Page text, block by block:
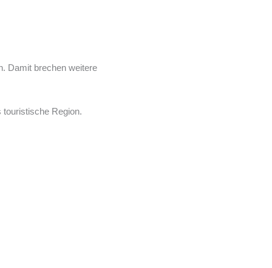
Damit brechen weitere
Region.